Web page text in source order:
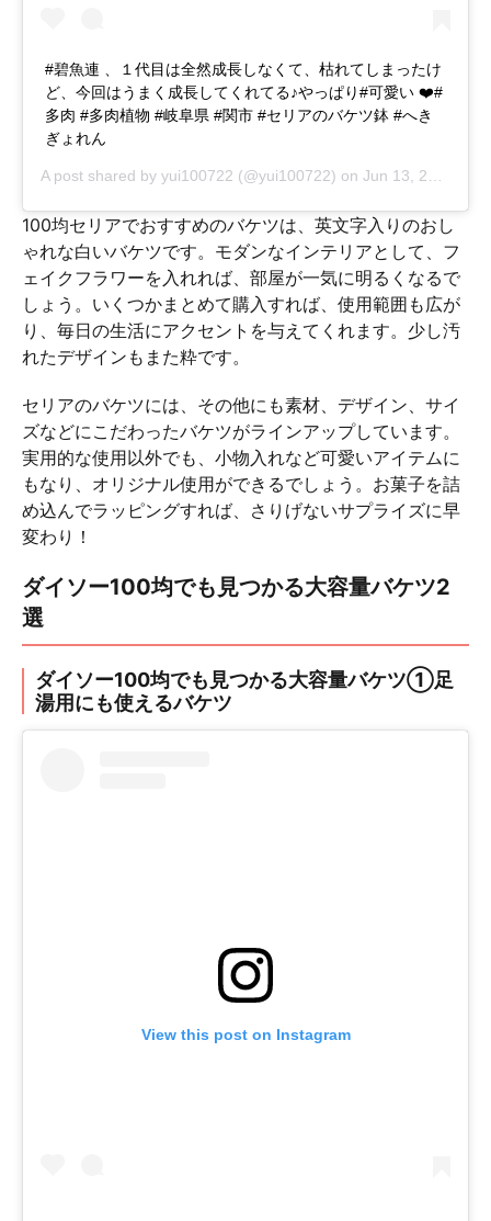
#碧魚連 、１代目は全然成長しなくて、枯れてしまったけ
ど、今回はうまく成長してくれてる♪やっぱり#可愛い ❤️#
多肉 #多肉植物 #岐阜県 #関市 #セリアのバケツ鉢 #へき
ぎょれん
A post shared by yui100722 (@yui100722) on Jun 13, 2018 at 5:20am PDT
100均セリアでおすすめのバケツは、英文字入りのおし
ゃれな白いバケツです。モダンなインテリアとして、フ
ェイクフラワーを入れれば、部屋が一気に明るくなるで
しょう。いくつかまとめて購入すれば、使用範囲も広が
り、毎日の生活にアクセントを与えてくれます。少し汚
れたデザインもまた粋です。
セリアのバケツには、その他にも素材、デザイン、サイ
ズなどにこだわったバケツがラインアップしています。
実用的な使用以外でも、小物入れなど可愛いアイテムに
もなり、オリジナル使用ができるでしょう。お菓子を詰
め込んでラッピングすれば、さりげないサプライズに早
変わり！
ダイソー100均でも見つかる大容量バケツ2
選
ダイソー100均でも見つかる大容量バケツ①足
湯用にも使えるバケツ
View this post on Instagram